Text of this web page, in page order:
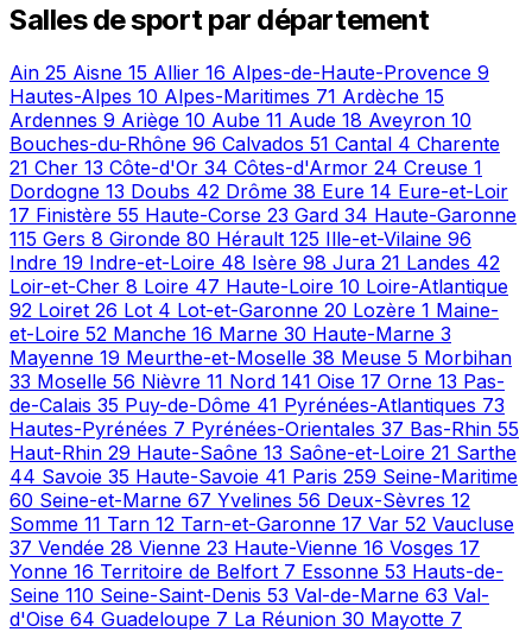
Salles de sport par département
Ain 25 Aisne 15 Allier 16 Alpes-de-Haute-Provence 9
Hautes-Alpes 10 Alpes-Maritimes 71 Ardèche 15
Ardennes 9 Ariège 10 Aube 11 Aude 18 Aveyron 10
Bouches-du-Rhône 96 Calvados 51 Cantal 4 Charente
21 Cher 13 Côte-d'Or 34 Côtes-d'Armor 24 Creuse 1
Dordogne 13 Doubs 42 Drôme 38 Eure 14 Eure-et-Loir
17 Finistère 55 Haute-Corse 23 Gard 34 Haute-Garonne
115 Gers 8 Gironde 80 Hérault 125 Ille-et-Vilaine 96
Indre 19 Indre-et-Loire 48 Isère 98 Jura 21 Landes 42
Loir-et-Cher 8 Loire 47 Haute-Loire 10 Loire-Atlantique
92 Loiret 26 Lot 4 Lot-et-Garonne 20 Lozère 1 Maine-
et-Loire 52 Manche 16 Marne 30 Haute-Marne 3
Mayenne 19 Meurthe-et-Moselle 38 Meuse 5 Morbihan
33 Moselle 56 Nièvre 11 Nord 141 Oise 17 Orne 13 Pas-
de-Calais 35 Puy-de-Dôme 41 Pyrénées-Atlantiques 73
Hautes-Pyrénées 7 Pyrénées-Orientales 37 Bas-Rhin 55
Haut-Rhin 29 Haute-Saône 13 Saône-et-Loire 21 Sarthe
44 Savoie 35 Haute-Savoie 41 Paris 259 Seine-Maritime
60 Seine-et-Marne 67 Yvelines 56 Deux-Sèvres 12
Somme 11 Tarn 12 Tarn-et-Garonne 17 Var 52 Vaucluse
37 Vendée 28 Vienne 23 Haute-Vienne 16 Vosges 17
Yonne 16 Territoire de Belfort 7 Essonne 53 Hauts-de-
Seine 110 Seine-Saint-Denis 53 Val-de-Marne 63 Val-
d'Oise 64 Guadeloupe 7 La Réunion 30 Mayotte 7